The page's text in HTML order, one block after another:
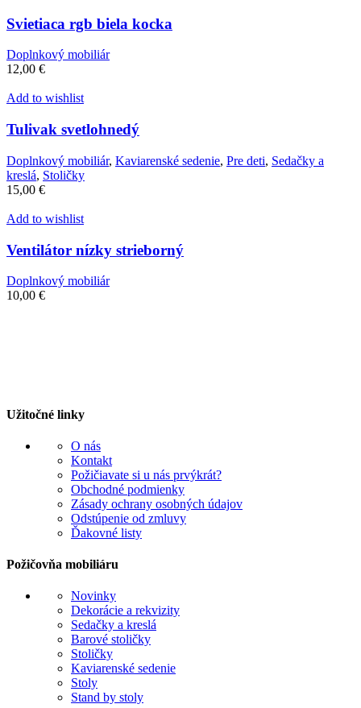
Svietiaca rgb biela kocka
Doplnkový mobiliár
12,00 €
Add to wishlist
Tulivak svetlohnedý
Doplnkový mobiliár, Kaviarenské sedenie, Pre deti, Sedačky a
kreslá, Stoličky
15,00 €
Add to wishlist
Ventilátor nízky strieborný
Doplnkový mobiliár
10,00 €
Užitočné linky
O nás
Kontakt
Požičiavate si u nás prvýkrát?
Obchodné podmienky
Zásady ochrany osobných údajov
Odstúpenie od zmluvy
Ďakovné listy
Požičovňa mobiliáru
Novinky
Dekorácie a rekvizity
Sedačky a kreslá
Barové stoličky
Stoličky
Kaviarenské sedenie
Stoly
Stand by stoly